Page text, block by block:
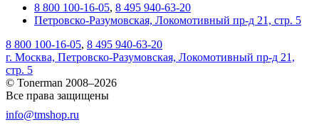
8 800 100-16-05, 8 495 940-63-20
Петровско-Разумовская, Локомотивный пр-д 21, стр. 5
8 800 100-16-05, 8 495 940-63-20
г. Москва, Петровско-Разумовская, Локомотивный пр-д 21,
стр. 5
© Tonerman 2008–2026
Все права защищены
info@tmshop.ru